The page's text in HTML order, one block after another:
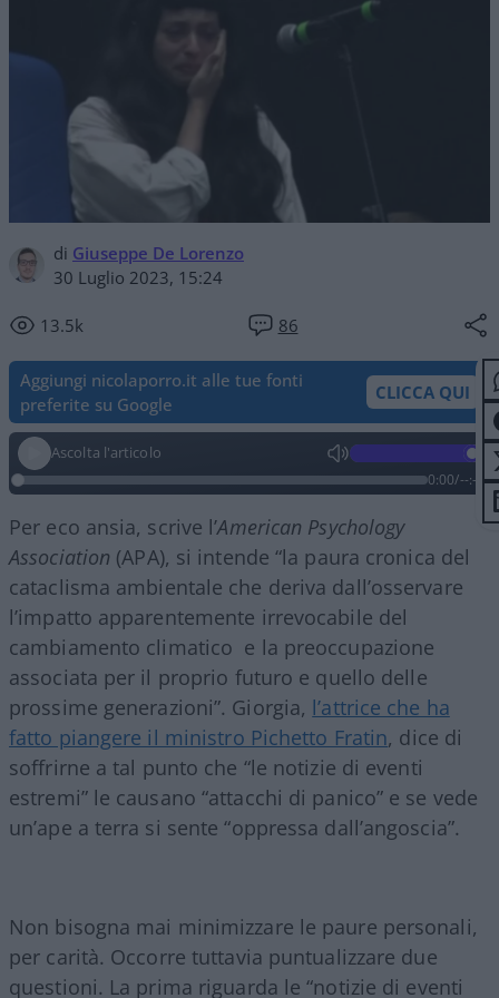
di Giuseppe De Lorenzo
30 Luglio 2023, 15:24
13.5k 86
Aggiungi nicolaporro.it alle tue fonti
preferite su Google
CLICCA QUI
Ascolta l'articolo
0:00/--:--
Per eco ansia, scrive l’American Psychology
Association (APA), si intende “la paura cronica del
cataclisma ambientale che deriva dall’osservare
l’impatto apparentemente irrevocabile del
cambiamento climatico e la preoccupazione
associata per il proprio futuro e quello delle
prossime generazioni”. Giorgia, l’attrice che ha
fatto piangere il ministro Pichetto Fratin, dice di
soffrirne a tal punto che “le notizie di eventi
estremi” le causano “attacchi di panico” e se vede
un’ape a terra si sente “oppressa dall’angoscia”.
Non bisogna mai minimizzare le paure personali,
per carità. Occorre tuttavia puntualizzare due
questioni. La prima riguarda le “notizie di eventi